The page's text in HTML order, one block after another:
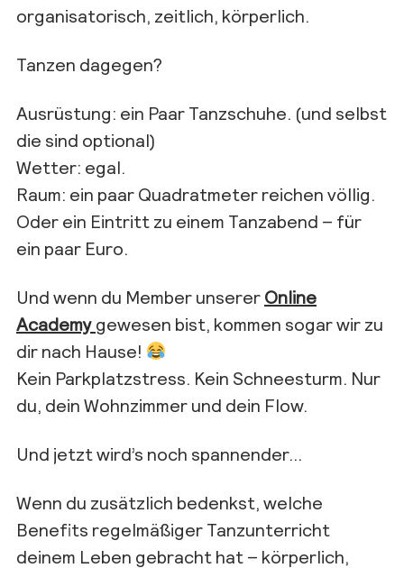
organisatorisch, zeitlich, körperlich.
Tanzen dagegen?
Ausrüstung: ein Paar Tanzschuhe. (und selbst
die sind optional)
Wetter: egal.
Raum: ein paar Quadratmeter reichen völlig.
Oder ein Eintritt zu einem Tanzabend – für
ein paar Euro.
Und wenn du Member unserer Online
Academy gewesen bist, kommen sogar wir zu
dir nach Hause!
Kein Parkplatzstress. Kein Schneesturm. Nur
du, dein Wohnzimmer und dein Flow.
Und jetzt wird’s noch spannender…
Wenn du zusätzlich bedenkst, welche
Benefits regelmäßiger Tanzunterricht
deinem Leben gebracht hat – körperlich,